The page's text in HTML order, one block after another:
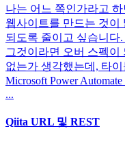
나는 어느 쪽인가라고
웹사이트를 만드는 것이
되도록 줄이고 싶습니다
그것이라면 오버 스펙이
없는가 생각했는데, 타
Microsoft Power
...
Qiita URL 및 REST